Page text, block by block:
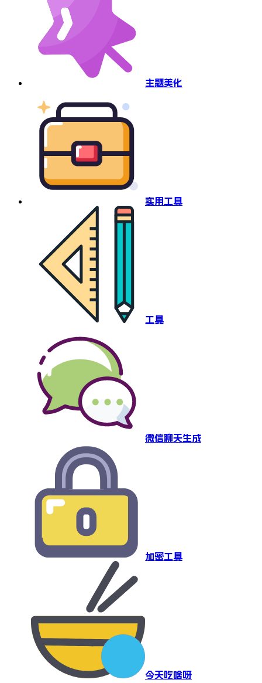
主题美化
实用工具
工具
微信聊天生成
加密工具
今天吃啥呀